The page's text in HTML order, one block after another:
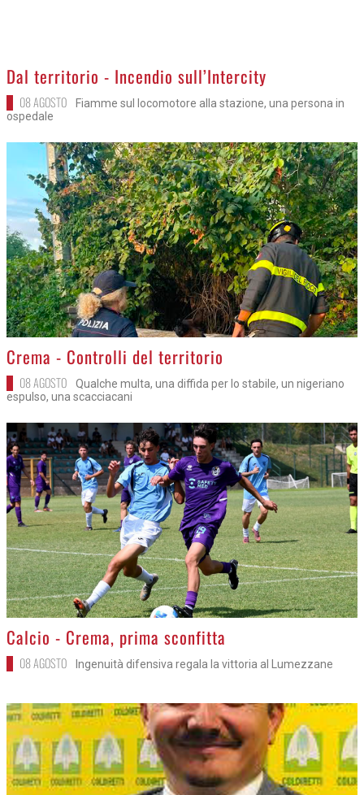
>
Dal territorio - Incendio sull’Intercity
08 AGOSTO
Fiamme sul locomotore alla stazione, una persona in
ospedale
>
Crema - Controlli del territorio
08 AGOSTO
Qualche multa, una diffida per lo stabile, un nigeriano
espulso, una scacciacani
>
Calcio - Crema, prima sconfitta
08 AGOSTO Ingenuità difensiva regala la vittoria al Lumezzane